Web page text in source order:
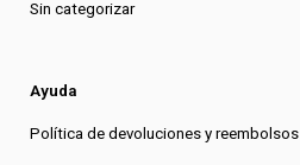
Sin categorizar
Ayuda
Política de devoluciones y reembolsos